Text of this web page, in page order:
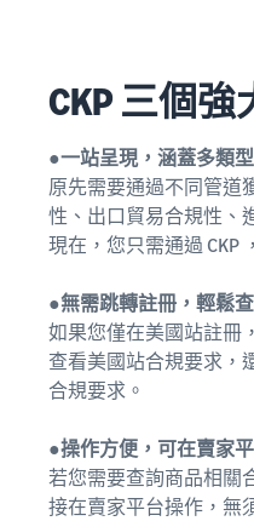
CKP 三個強
●一站呈現，涵蓋多類
原先需要通過不同管道
性、出口貿易合規性、
現在，您只需通過 CKP
●無需跳轉註冊，輕鬆
如果您僅在美國站註冊
查看美國站合規要求，
合規要求。
●操作方便，可在賣家
若您需要查詢商品相關
接在賣家平台操作，無